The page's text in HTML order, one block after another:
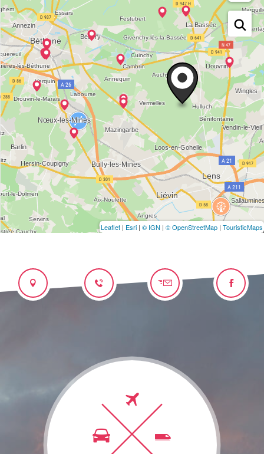
Leaflet | Esri | © IGN | © OpenStreetMap | TouristicMaps